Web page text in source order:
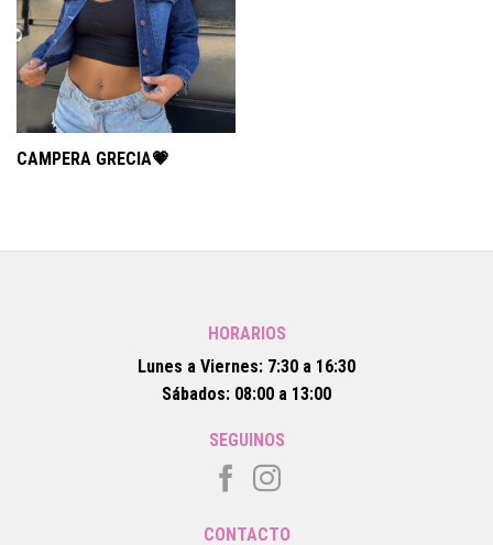
CAMPERA GRECIA💗
HORARIOS
Lunes a Viernes: 7:30 a 16:30
Sábados: 08:00 a 13:00
SEGUINOS
CONTACTO